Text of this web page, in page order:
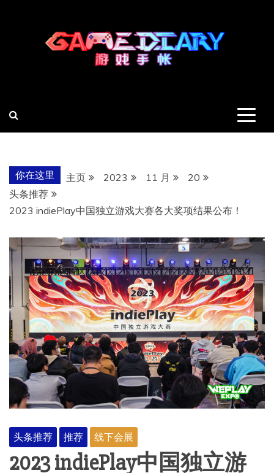
你在这里 主页 2023 11 月
20
头条推荐
2023 indiePlay中国独立游戏大赛各大奖项结果公布！
头条推荐 推荐 线下会展
2023 indiePlay中国独立游